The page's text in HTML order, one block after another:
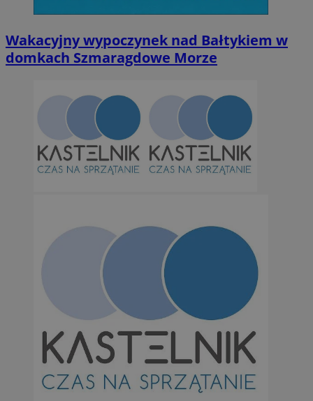
Wakacyjny wypoczynek nad Bałtykiem w
domkach Szmaragdowe Morze
Niesklasyfikowane
Niezbędne Wydajność Targetowanie
Niezbędne pliki cookie umożliwiają korzystanie z podstawowych
takich jak logowanie użytkownika i zarządzanie kontem. Bez
orzesze.com.pl
MvSessID orzesze.com.pl
VISITOR_PRIVACY_METADATA
YouTube
.youtube.com